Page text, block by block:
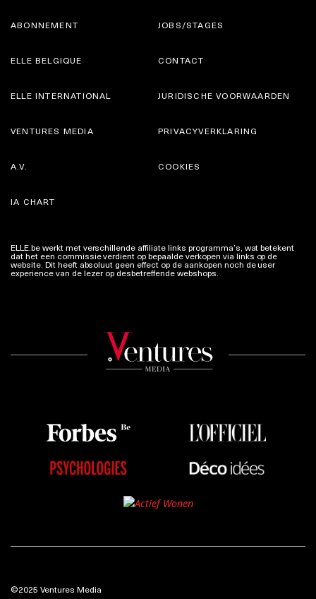
ABONNEMENT
ELLE BELGIQUE
JOBS/STAGES
CONTACT
ELLE INTERNATIONAL
VENTURES MEDIA
JURIDISCHE VOORWAARDEN
PRIVACYVERKLARING
A.V.
IA CHART
COOKIES
ELLE.be werkt met verschillende affiliate links programma’s, wat betekent
dat het een commissie verdient op bepaalde verkopen via links op de
website. Dit heeft absoluut geen effect op de aankopen noch de user
experience van de lezer op desbetreffende webshops.
©2025 Ventures Media